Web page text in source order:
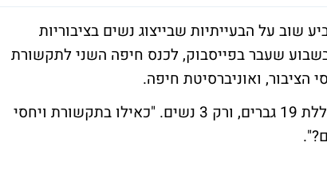
שוב על הבעייתיות שבייצוג נשים בציבוריות
שעבר בפייסבוק, לכנס חיפה השני לתקשורת
הציבור, ואוניברסיטת חיפה.
נקר בדקה ברשימת המשתתפים ומצאה כי היא כוללת 19 גברים, ורק 3 נשים. "כאילו בתקשורת ויחסי